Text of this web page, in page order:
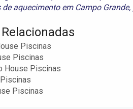
aquecimento em Campo Grande,
Piscinas
Piscinas
House Piscinas
Piscinas